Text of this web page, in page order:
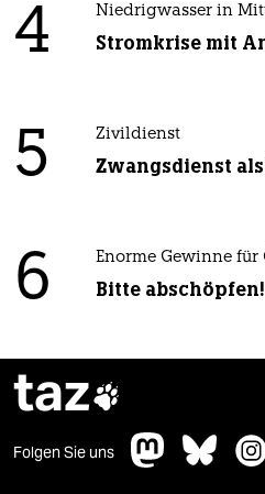
4 Niedrigwasser in
Stromkrise mit
5 Zivildienst
Zwangsdienst
6 Enorme Gewinne für
Bitte abschöpfen!
taz
Folgen Sie uns